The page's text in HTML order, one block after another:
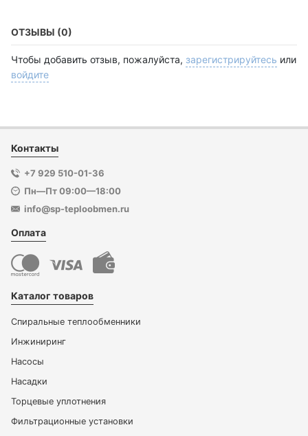
ОТЗЫВЫ (0)
Чтобы добавить отзыв, пожалуйста, зарегистрируйтесь или
войдите
Контакты
+7 929 510-01-36
Пн—Пт 09:00—18:00
info@sp-teploobmen.ru
Оплата
Каталог товаров
Спиральные теплообменники
Инжиниринг
Насосы
Насадки
Торцевые уплотнения
Фильтрационные установки